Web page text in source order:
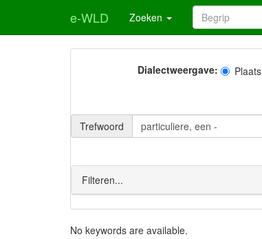
e-WLD Zoeken
Dialectweergave: Plaats
Trefwoord
Filteren...
No keywords are available.